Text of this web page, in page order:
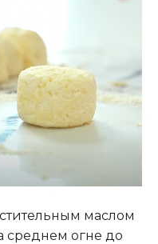
маслом
среднем огне до